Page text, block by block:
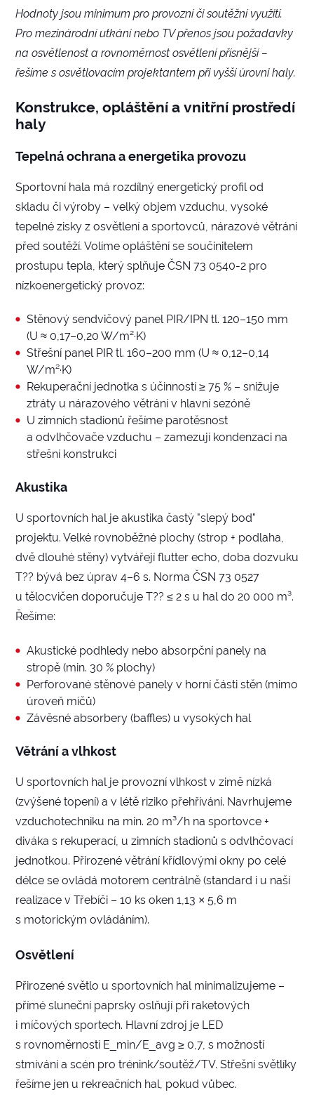
Hodnoty jsou minimum pro provozní či soutěžní využití.
Pro mezinárodní utkání nebo TV přenos jsou požadavky
na osvětlenost a rovnoměrnost osvětlení přísnější –
řešíme s osvětlovacím projektantem při vyšší úrovni haly.
Konstrukce, opláštění a vnitřní prostředí
haly
Tepelná ochrana a energetika provozu
Sportovní hala má rozdílný energetický profil od
skladu či výroby – velký objem vzduchu, vysoké
tepelné zisky z osvětlení a sportovců, nárazové větrání
před soutěží. Volíme opláštění se součinitelem
prostupu tepla, který splňuje ČSN 73 0540-2 pro
nízkoenergetický provoz:
Stěnový sendvičový panel PIR/IPN tl. 120–150 mm
(U ≈ 0,17–0,20 W/m²·K)
Střešní panel PIR tl. 160–200 mm (U ≈ 0,12–0,14
W/m²·K)
Rekuperační jednotka s účinností ≥ 75 % – snižuje
ztráty u nárazového větrání v hlavní sezóně
U zimních stadionů řešíme parotěsnost
a odvlhčovače vzduchu – zamezují kondenzaci na
střešní konstrukci
Akustika
U sportovních hal je akustika častý "slepý bod"
projektu. Velké rovnoběžné plochy (strop + podlaha,
dvě dlouhé stěny) vytvářejí flutter echo, doba dozvuku
T?? bývá bez úprav 4–6 s. Norma ČSN 73 0527
u tělocvičen doporučuje T?? ≤ 2 s u hal do 20 000 m³.
Řešíme:
Akustické podhledy nebo absorpční panely na
stropě (min. 30 % plochy)
Perforované stěnové panely v horní části stěn (mimo
úroveň míčů)
Závěsné absorbery (baffles) u vysokých hal
Větrání a vlhkost
U sportovních hal je provozní vlhkost v zimě nízká
(zvýšené topení) a v létě riziko přehřívání. Navrhujeme
vzduchotechniku na min. 20 m³/h na sportovce +
diváka s rekuperací, u zimních stadionů s odvlhčovací
jednotkou. Přirozené větrání křídlovými okny po celé
délce se ovládá motorem centrálně (standard i u naší
realizace v Třebíči – 10 ks oken 1,13 × 5,6 m
s motorickým ovládáním).
Osvětlení
Přirozené světlo u sportovních hal minimalizujeme –
přímé sluneční paprsky oslňují při raketových
i míčových sportech. Hlavní zdroj je LED
s rovnoměrností E_min/E_avg ≥ 0,7, s možností
stmívání a scén pro trénink/soutěž/TV. Střešní světlíky
řešíme jen u rekreačních hal, pokud vůbec.